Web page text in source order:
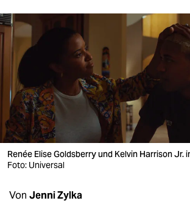
sport
berlin
nord
wahrheit
verlag
verlag
veranstaltungen
Renée Elise Goldsberry und Kelvin Harrison Jr.
Foto: Universal
Von Jenni Zylka